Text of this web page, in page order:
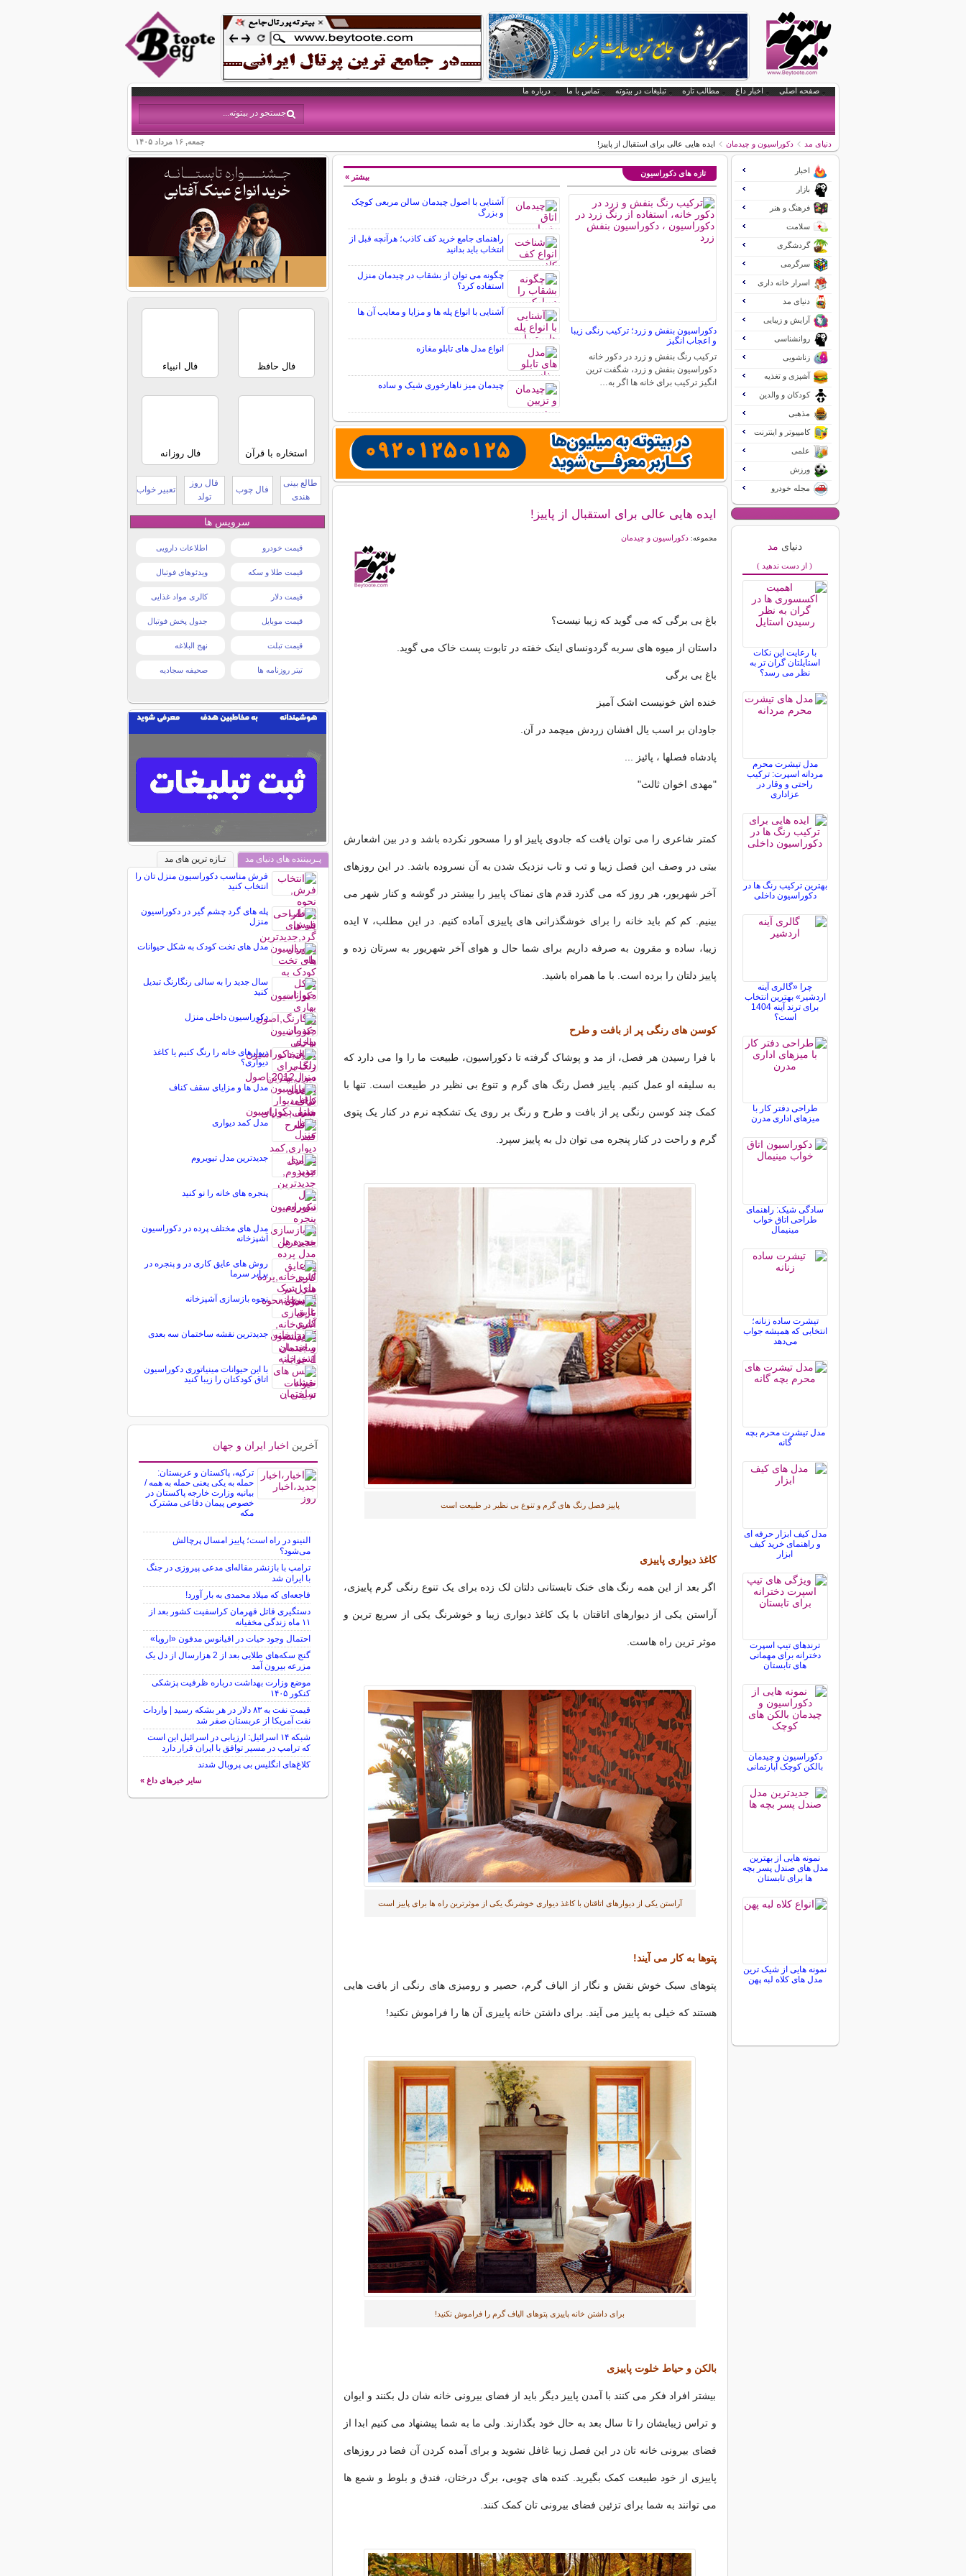
صفحه اصلی اخبار داغ مطالب تازه تبلیغات در بیتوته تماس با ما درباره ما
جمعه, ۱۶ مرداد ۱۴۰۵ دنیای مد دکوراسیون و چیدمان ایده هایی عالی برای استقبال از پاییز!
تازه های دکوراسیون
دکوراسیون بنفش و زرد؛ ترکیب رنگی زیبا
و اعجاب انگیز
ترکیب رنگ بنفش و زرد در دکور خانه
دکوراسیون بنفش و زرد، شگفت ترین
انگیز ترکیب برای خانه ها اگر به…
آشنایی با اصول چیدمان سالن مربعی کوچک
و بزرگ
راهنمای جامع خرید کف کاذب؛ هرآنچه قبل از
انتخاب باید بدانید
چگونه می توان از بشقاب در چیدمان منزل
استفاده کرد؟
آشنایی با انواع پله ها و مزایا و معایب آن ها
انواع مدل های تابلو مغازه
چیدمان میز ناهارخوری شیک و ساده
بیشتر »
ایده هایی عالی برای استقبال از پاییز!
مجموعه:دکوراسیون و چیدمان
باغ بی برگی که می گوید که زیبا نیست؟
داستان از میوه های سربه گردونسای اینک خفته در تابوت پست خاک می گوید.
باغ بی برگی
خنده اش خونیست اشک آمیز
جاودان بر اسب یال افشان زردش میچمد در آن.
پادشاه فصلها ، پائیز ...
"مهدی اخوان ثالث"
کمتر شاعری را می توان یافت که جادوی پاییز او را مسحور نکرده باشد و در بین اشعارش
بیتی در وصف این فصل زیبا و تب و تاب نزدیک شدن به آن نسروده باشد. در این روزهای
آخر شهریور، هر روز که می گذرد قدم های نمناک پاییز را بیشتر در گوشه و کنار شهر می
بینیم. کم کم باید خانه را برای خوشگذرانی های پاییزی آماده کنیم. در این مطلب، ۷ ایده
زیبا، ساده و مقرون به صرفه داریم برای شما حال و هوای آخر شهریور به سرتان زده و
پاییز دلتان را برده است. با ما همراه باشید.
کوسن های رنگی پر از بافت و طرح
با فرا رسیدن هر فصل، از مد و پوشاک گرفته تا دکوراسیون، طبیعت ما را وا می دارد که
به سلیقه او عمل کنیم. پاییز فصل رنگ های گرم و تنوع بی نظیر در طبیعت است. تنها با
کمک چند کوسن رنگی پر از بافت و طرح و رنگ بر روی یک تشکچه نرم در کنار یک پتوی
گرم و راحت در کنار پنجره می توان دل به پاییز سپرد.
پاییز فصل رنگ های گرم و تنوع بی نظیر در طبیعت است
کاغذ دیواری پاییزی
اگر بعد از این همه رنگ های خنک تابستانی دلتان لک زده برای یک تنوع رنگی گرم پاییزی،
آراستن یکی از دیوارهای اتاقتان با یک کاغذ دیواری زیبا و خوشرنگ یکی از سریع ترین و
موثر ترین راه هاست.
آراستن یکی از دیوارهای اتاقتان با کاغذ دیواری خوشرنگ یکی از موثرترین راه ها برای پاییز است
پتوها به کار می آیند!
پتوهای سبک خوش نقش و نگار از الیاف گرم، حصیر و رومیزی های رنگی از بافت هایی
هستند که خیلی به پاییز می آیند. برای داشتن خانه پاییزی آن ها را فراموش نکنید!
برای داشتن خانه پاییزی پتوهای الیاف گرم را فراموش نکنید!
بالکن و حیاط خلوت پاییزی
بیشتر افراد فکر می کنند با آمدن پاییز دیگر باید از فضای بیرونی خانه شان دل بکنند و ایوان
و تراس زیبایشان را تا سال بعد به حال خود بگذارند. ولی ما به شما پیشنهاد می کنیم ابدا از
فضای بیرونی خانه تان در این فصل زیبا غافل نشوید و برای آمده کردن آن فضا در روزهای
پاییزی از خود طبیعت کمک بگیرید. کنده های چوبی، برگ درختان، فندق و بلوط و شمع ها
می توانند به شما برای تزئین فضای بیرونی تان کمک کنند.
اخبار
بازار
فرهنگ و هنر
سلامت
گردشگری
سرگرمی
اسرار خانه داری
دنیای مد
آرایش و زیبایی
روانشناسی
زناشویی
آشپزی و تغذیه
کودکان و والدین
مذهبی
کامپیوتر و اینترنت
علمی
ورزش
مجله خودرو
دنیای مد
( از دست ندهید )
با رعایت این نکات
استایلتان گران تر به
نظر می رسد؟
مدل تیشرت محرم
مردانه اسپرت: ترکیب
راحتی و وقار در
عزاداری
بهترین ترکیب رنگ ها در
دکوراسیون داخلی
چرا «گالری آینه
اردشیر» بهترین انتخاب
برای ترند آینه 1404
است؟
طراحی دفتر کار با
میزهای اداری مدرن
سادگی شیک: راهنمای
طراحی اتاق خواب
مینیمال
تیشرت ساده زنانه؛
انتخابی که همیشه جواب
می‌دهد
مدل تیشرت محرم بچه
گانه
مدل کیف ابزار حرفه ای
و راهنمای خرید کیف
ابزار
ترندهای تیپ اسپرت
دخترانه برای مهمانی
های تابستان
دکوراسیون و چیدمان
بالکن کوچک آپارتمانی
نمونه هایی از بهترین
مدل های صندل پسر بچه
ها برای تابستان
نمونه هایی از شیک ترین
مدل های کلاه لبه پهن
فال حافظ فال انبیاء
استخاره با قرآن فال روزانه
طالع بینی
هندی
فال چوب
فال روز
تولد
تعبیر خواب
سرویس ها
قیمت خودرو اطلاعات دارویی
قیمت طلا و سکه ویدئوهای فوتبال
قیمت دلار کالری مواد غذایی
قیمت موبایل جدول پخش فوتبال
قیمت تبلت نهج البلاغه
تیتر روزنامه ها صحیفه سجادیه
پـربیننده های دنیای مد
تـازه ترین های مد
فرش مناسب دکوراسیون منزل تان را
انتخاب کنید
پله های گرد چشم گیر در دکوراسیون
منزل
مدل های تخت کودک به شکل حیوانات
سال جدید را به سالی رنگارنگ تبدیل
کنید
دکوراسیون داخلی منزل
دیوارهای خانه را رنگ کنیم یا کاغذ
دیواری؟
مدل ها و مزایای سقف کناف
مدل کمد دیواری
جدیدترین مدل تیویروم
پنجره های خانه را نو کنید
مدل های مختلف پرده در دکوراسیون
آشپزخانه
روش های عایق کاری در و پنجره در
برابر سرما
نحوه بازسازی آشپزخانه
جدیدترین نقشه ساختمان سه بعدی
با این حیوانات مینیاتوری دکوراسیون
اتاق کودکتان را زیبا کنید
آخرین اخبار ایران و جهان
ترکیه، پاکستان و عربستان:
حمله به یکی یعنی حمله به همه /
بیانیه وزارت خارجه پاکستان در
خصوص پیمان دفاعی مشترک
مکه
النینو در راه است؛ پاییز امسال پرچالش
می‌شود؟
ترامپ با بازنشر مقاله‌ای مدعی پیروزی در جنگ
با ایران شد
فاجعه‌ای که میلاد محمدی به بار آورد!
دستگیری قاتل قهرمان کراسفیت کشور بعد از
۱۱ ماه زندگی مخفیانه
احتمال وجود حیات در اقیانوس مدفون «اروپا»
گنج سکه‌های طلایی بعد از 2 هزارسال از دل یک
مزرعه بیرون آمد
موضع وزارت بهداشت درباره ظرفیت پزشکی
کنکور ۱۴۰۵
قیمت نفت به ۸۳ دلار در هر بشکه رسید | واردات
نفت آمریکا از عربستان صفر شد
شبکه ۱۴ اسرائیل: ارزیابی در اسرائیل این است
که ترامپ در مسیر توافق با ایران قرار دارد
کلاغ‌های انگلیس بی پروبال شدند
سایر خبرهای داغ »